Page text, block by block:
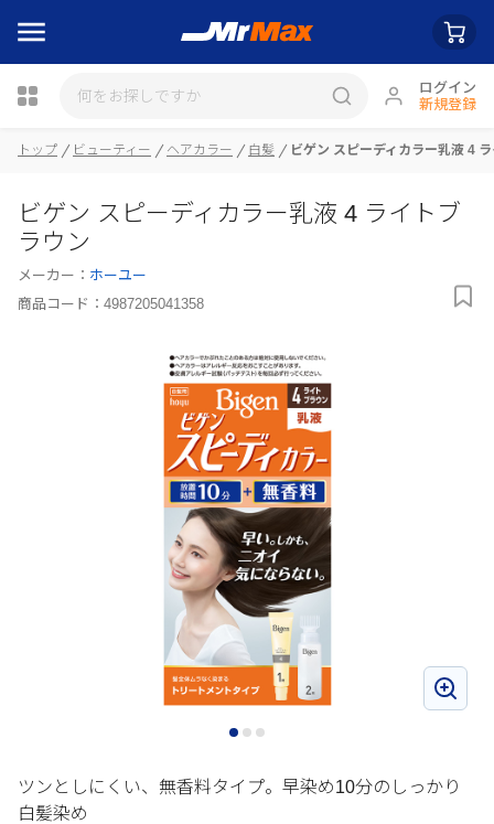
ログイン
新規登録
トップ ビューティー ヘアカラー 白髪 ビゲン スピーディカラー乳液 4
ビゲン スピーディカラー乳液 4 ライトブ
ラウン
メーカー： ホーユー
商品コード： 4987205041358
ツンとしにくい、無香料タイプ。早染め10分のしっかり
白髪染め